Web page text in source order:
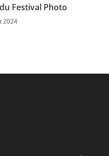
Festival Photo
2024